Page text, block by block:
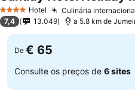
4 EstrelasHotel Culinária
7,4 13.049 a 5.8 km de
De € 65
Consulte os preços de 6 sites